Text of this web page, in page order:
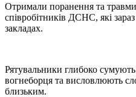
Отримали поранення та
співробітників ДСНС, які
закладах.
Рятувальники глибоко
вогнеборця та висловлюють
близьким.